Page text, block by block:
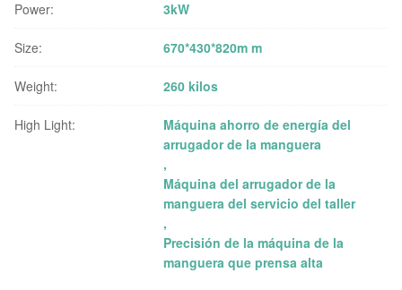
Power: 3kW
Size: 670*430*820m m
Weight: 260 kilos
High Light:
Máquina ahorro de energía del
arrugador de la manguera
,
Máquina del arrugador de la
manguera del servicio del taller
,
Precisión de la máquina de la
manguera que prensa alta